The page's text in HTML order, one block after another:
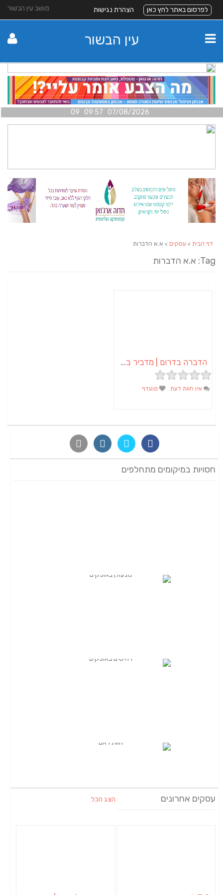
מושב עין הבשור לפרסום באתר לחץ כאן הצהרת נגישות
עין הבשור
07/08/2026 09:57 09
דף הבית > עסקים > א.א הדברות
Tag: א.א הדברות
הדברה בדרום | מדביר בדרום – א.א הדברות
אין חוות דעת מועדף
חסויות במיקומים מתחלפים
עסקים אחרונים הצג הכל